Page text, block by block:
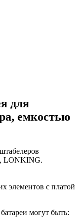
для
емкостью
LONKING.
элементов с платой
могут быть: